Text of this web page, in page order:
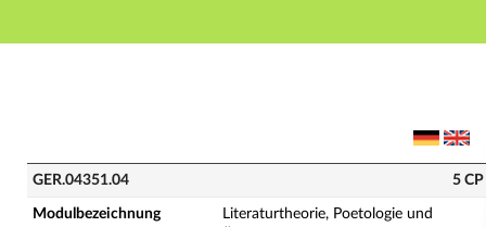
Hauptnavigation
GER.04351.04 - Literaturtheorie, Poetologie und
GER.04351.04 5 CP
Modulbezeichnung
Literaturtheorie, Poetologie und